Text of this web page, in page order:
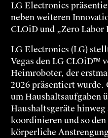
LG Electronics
neben weiteren
CLOiD und „Zero Labor
LG Electronics (LG)
Vegas den LG CLOiD™
Heimroboter, der
2026 präsentiert
um Haushaltsaufgaben
Haushaltsgeräte
koordinieren und so
körperliche